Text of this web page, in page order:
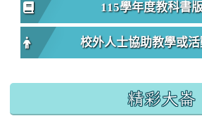
115學年度教科書
校外人士協助教學或
精彩大崙